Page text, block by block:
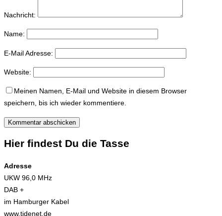
Nachricht:
Name:
E-Mail Adresse:
Website:
Meinen Namen, E-Mail und Website in diesem Browser
speichern, bis ich wieder kommentiere.
Hier findest Du die Tasse
Adresse
UKW 96,0 MHz
DAB +
im Hamburger Kabel
www.tidenet.de